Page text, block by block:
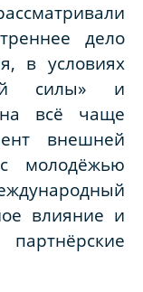
дело
в условиях
силы» и
всё чаще
внешней
молодёжью
влияние и